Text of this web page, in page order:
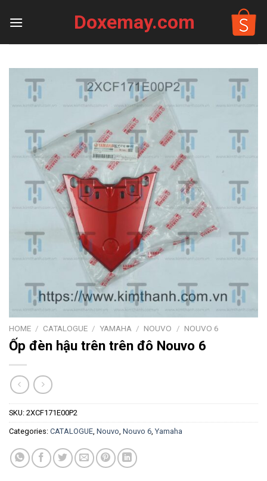
Doxemay.com
HOME / CATALOGUE / YAMAHA / NOUVO / NOUVO 6
Ốp đèn hậu trên trên đô Nouvo 6
SKU: 2XCF171E00P2
Categories: CATALOGUE, Nouvo, Nouvo 6, Yamaha